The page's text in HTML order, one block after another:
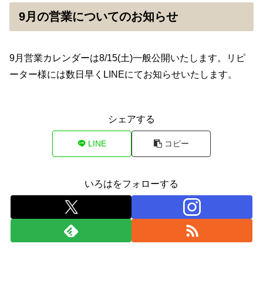
9月の営業についてのお知らせ
9月営業カレンダーは8/15(土)一般公開いたします。リピ
ーター様には数日早くLINEにてお知らせいたします。
シェアする
LINE コピー
いろはをフォローする